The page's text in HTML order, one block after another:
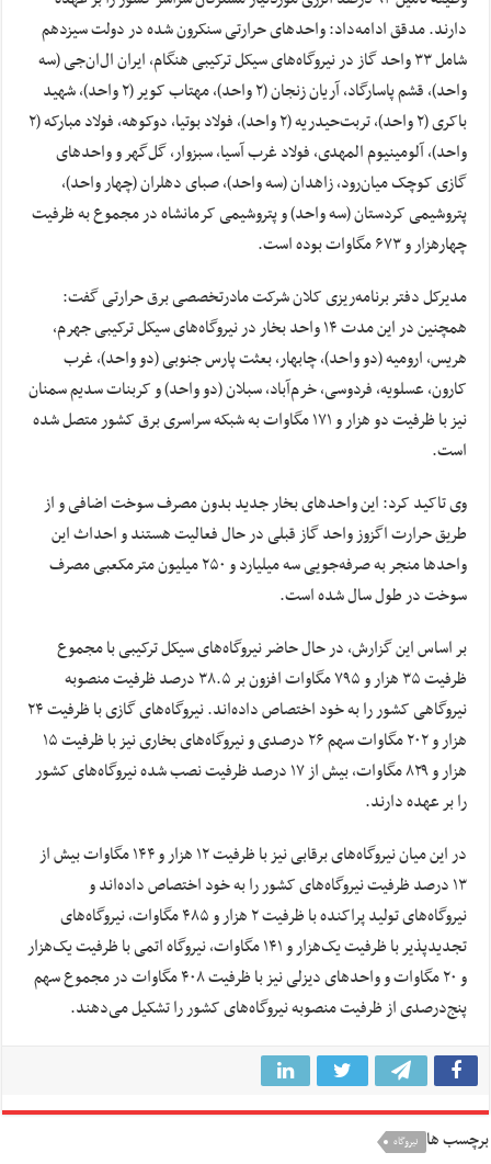
دارند. مدقق ادامه‌داد: واحدهای حرارتی سنکرون شده در دولت سیزدهم
شامل ۳۳ واحد گاز در نیروگاه‌های سیکل ترکیبی هنگام، ایران ال‌ان‌جی (سه
واحد)، قشم پاسارگاد، آریان زنجان (۲ واحد)، مهتاب کویر (۲ واحد)، شهید
باکری (۲ واحد)، تربت‌حیدریه (۲ واحد)، فولاد بوتیا، دوکوهه، فولاد مبارکه (۲
واحد)، آلومینیوم المهدی، فولاد غرب آسیا، سبزوار، گل‌گهر و واحدهای
گازی کوچک میان‌رود، زاهدان (سه واحد)، صبای دهلران (چهار واحد)،
پتروشیمی کردستان (سه واحد) و پتروشیمی کرمانشاه در مجموع به ظرفیت
چهارهزار و ۶۷۳ مگاوات بوده است.
مدیرکل دفتر برنامه‌ریزی کلان شرکت مادرتخصصی برق حرارتی گفت:
همچنین در این مدت ۱۴ واحد بخار در نیروگاه‌های سیکل ترکیبی جهرم،
هریس، ارومیه (دو واحد)، چابهار، بعثت پارس جنوبی (دو واحد)، غرب
کارون، عسلویه، فردوسی، خرم‌آباد، سبلان (دو واحد) و کربنات سدیم سمنان
نیز با ظرفیت دو هزار و ۱۷۱ مگاوات به شبکه سراسری برق کشور متصل شده
است.
وی تاکید کرد: این واحدهای بخار جدید بدون مصرف سوخت اضافی و از
طریق حرارت اگزوز واحد گاز قبلی در حال فعالیت هستند و احداث این
واحدها منجر به صرفه‌جویی سه میلیارد و ۲۵۰ میلیون مترمکعبی مصرف
سوخت در طول سال شده است.
بر اساس این گزارش، در حال حاضر نیروگاه‌های سیکل ترکیبی با مجموع
ظرفیت ۳۵ هزار و ۷۹۵ مگاوات افزون بر ۳۸.۵ درصد ظرفیت منصوبه
نیروگاهی کشور را به خود اختصاص داده‌اند. نیروگاه‌های گازی با ظرفیت ۲۴
هزار و ۲۰۲ مگاوات سهم ۲۶ درصدی و نیروگاه‌های بخاری نیز با ظرفیت ۱۵
هزار و ۸۲۹ مگاوات، بیش از ۱۷ درصد ظرفیت نصب شده نیروگاه‌های کشور
را بر عهده دارند.
در این میان نیروگاه‌های برقابی نیز با ظرفیت ۱۲ هزار و ۱۴۴ مگاوات بیش از
۱۳ درصد ظرفیت نیروگاه‌های کشور را به خود اختصاص داده‌اند و
نیروگاه‌های تولید پراکنده با ظرفیت ۲ هزار و ۴۸۵ مگاوات، نیروگاه‌های
تجدیدپذیر با ظرفیت یک‌هزار و ۱۴۱ مگاوات، نیروگاه اتمی با ظرفیت یک‌هزار
و ۲۰ مگاوات و واحدهای دیزلی نیز با ظرفیت ۴۰۸ مگاوات در مجموع سهم
پنج‌درصدی از ظرفیت منصوبه نیروگاه‌های کشور را تشکیل می‌دهند.
برچسب ها نیروگاه